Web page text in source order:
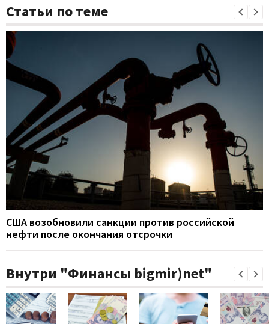
Статьи по теме
США возобновили санкции против российской
нефти после окончания отсрочки
Внутри "Финансы bigmir)net"